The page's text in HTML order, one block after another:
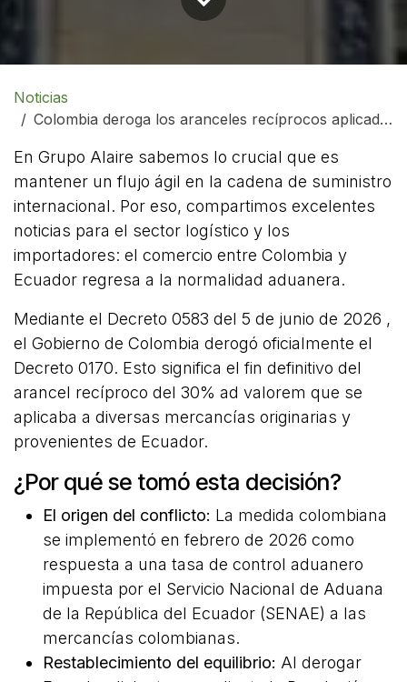
Noticias
Colombia deroga los aranceles recíprocos aplicados a mercancías provenientes de Ecuador
En Grupo Alaire sabemos lo crucial que es
mantener un flujo ágil en la cadena de suministro
internacional. Por eso, compartimos excelentes
noticias para el sector logístico y los
importadores: el comercio entre Colombia y
Ecuador regresa a la normalidad aduanera.
Mediante el Decreto 0583 del 5 de junio de 2026 ,
el Gobierno de Colombia derogó oficialmente el
Decreto 0170. Esto significa el fin definitivo del
arancel recíproco del 30% ad valorem que se
aplicaba a diversas mercancías originarias y
provenientes de Ecuador.
¿Por qué se tomó esta decisión?
El origen del conflicto: La medida colombiana
se implementó en febrero de 2026 como
respuesta a una tasa de control aduanero
impuesta por el Servicio Nacional de Aduana
de la República del Ecuador (SENAE) a las
mercancías colombianas.
Restablecimiento del equilibrio: Al derogar